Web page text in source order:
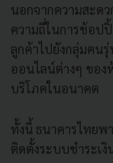
นอกจากความสะด
ความถี่ในการช้อป
ลูกค้าไปยังกลุ่มคน
ออนไลน์ต่างๆ ของ
บริโภคในอนาคต
ทั้งนี้ ธนาคารไทยพ
ติดตั้งระบบชำระเ